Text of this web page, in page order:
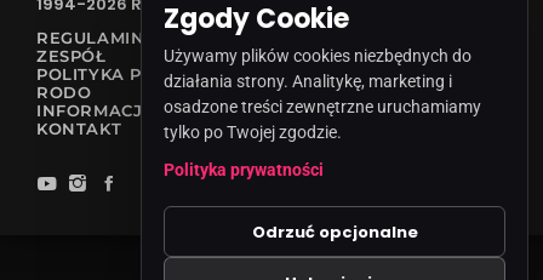
REGULAMIN KONKURSÓW
ZESPÓŁ
POLITYKA PRYWATNOŚCI
RODO
INFORMACJA O NADAWCY
KONTAKT
Zgody Cookie
Używamy plików cookies niezbędnych do
działania strony. Analitykę, marketing i
osadzone treści zewnętrzne uruchamiamy
tylko po Twojej zgodzie.
Polityka prywatności
Odrzuć opcjonalne